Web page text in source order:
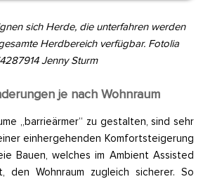
sich Herde, die unterfahren werden
Herdbereich verfügbar. Fotolia
Jenny Sturm
je nach Wohnraum
„barrieärmer“ zu gestalten, sind sehr
einhergehenden Komfortsteigerung
Bauen, welches im Ambient Assisted
den Wohnraum zugleich sicherer. So